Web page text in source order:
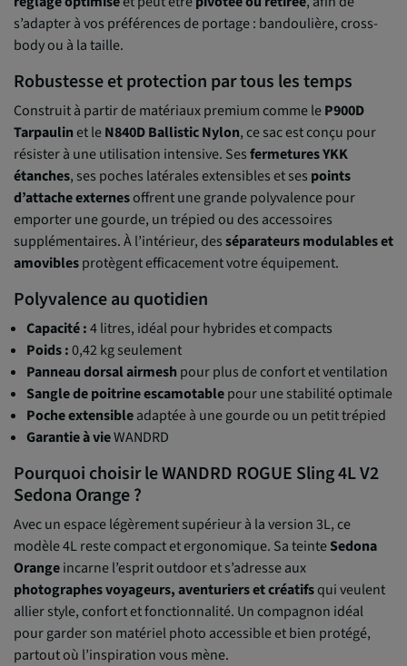
s’adapter à vos préférences de portage : bandoulière, cross-
body ou à la taille.
Robustesse et protection par tous les temps
Construit à partir de matériaux premium comme leP900D
Tarpaulinet leN840D Ballistic Nylon, ce sac est conçu pour
résister à une utilisation intensive. Sesfermetures YKK
étanches, ses poches latérales extensibles et ses points
d’attache externesoffrent une grande polyvalence pour
emporter une gourde, un trépied ou des accessoires
supplémentaires. À l’intérieur, desséparateurs modulables et
amoviblesprotègent efficacement votre équipement.
Polyvalence au quotidien
Capacité :4 litres, idéal pour hybrides et compacts
Poids :0,42 kg seulement
Panneau dorsal airmesh pour plus de confort et ventilation
Sangle de poitrine escamotablepour une stabilité optimale
Poche extensibleadaptée à une gourde ou un petit trépied
Garantie à vieWANDRD
Pourquoi choisir le WANDRD ROGUE Sling 4L V2
Sedona Orange ?
Avec un espace légèrement supérieur à la version 3L, ce
modèle 4L reste compact et ergonomique. Sa teinteSedona
Orangeincarne l’esprit outdoor et s’adresse aux
photographes voyageurs, aventuriers et créatifsqui veulent
allier style, confort et fonctionnalité. Un compagnon idéal
pour garder son matériel photo accessible et bien protégé,
partout où l’inspiration vous mène.